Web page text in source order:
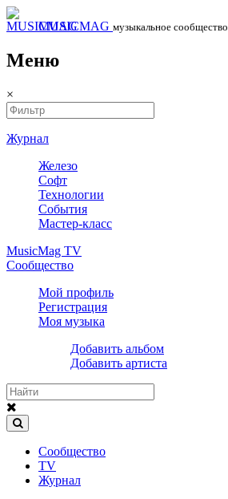
MUSICMAG музыкальное сообщество
Меню
×
Журнал
Железо
Софт
Технологии
События
Мастер-класс
MusicMag TV
Сообщество
Мой профиль
Регистрация
Моя музыка
Добавить альбом
Добавить артиста
Сообщество
TV
Журнал